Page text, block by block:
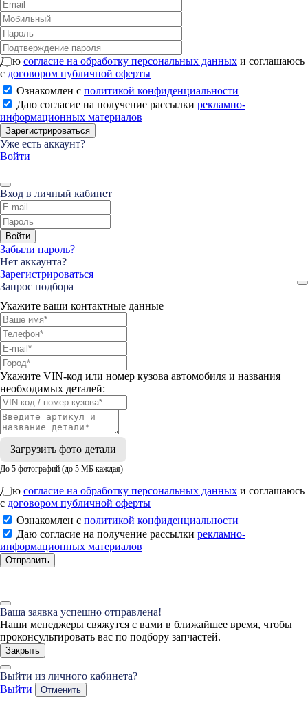
Даю согласие на обработку персональных данных и соглашаюсь
с договором публичной оферты
Ознакомлен с политикой конфиденциальности
Даю согласие на получение рассылки рекламно-
информационных материалов
Зарегистрироваться
Уже есть аккаунт?
Войти
Вход в личный кабинет
Войти
Забыли пароль?
Нет аккаунта?
Зарегистрироваться
Запрос подбора
Укажите ваши контактные данные
Укажите VIN-код или номер кузова автомобиля и названия
необходимых деталей:
Загрузить фото детали
До 5 фотографий (до 5 МБ каждая)
Даю согласие на обработку персональных данных и соглашаюсь
с договором публичной оферты
Ознакомлен с политикой конфиденциальности
Даю согласие на получение рассылки рекламно-
информационных материалов
Отправить
Ваша заявка успешно отправлена!
Наши менеджеры свяжутся с вами в ближайшее время, чтобы
проконсультировать вас по подбору запчастей.
Закрыть
Выйти из личного кабинета?
Выйти
Отменить